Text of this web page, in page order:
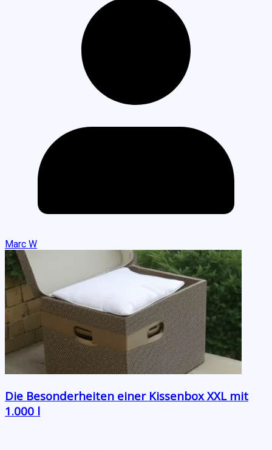
Marc W
Die Besonderheiten einer Kissenbox XXL mit
1.000 l